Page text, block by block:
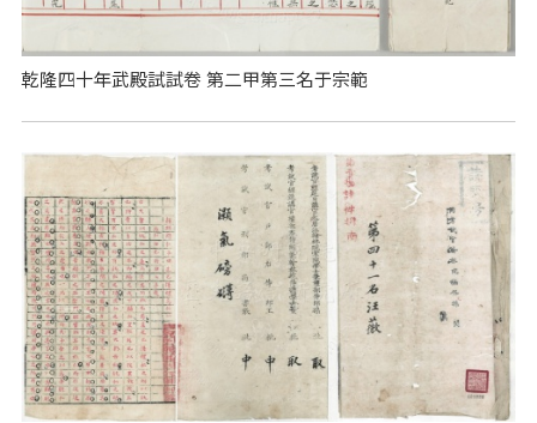
乾隆四十年武殿試試卷 第二甲第三名于宗範